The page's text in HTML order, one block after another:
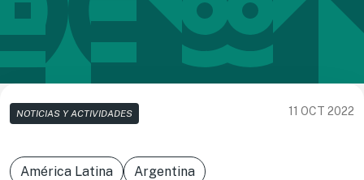
NOTICIAS Y ACTIVIDADES 11 OCT 2022
América Latina Argentina